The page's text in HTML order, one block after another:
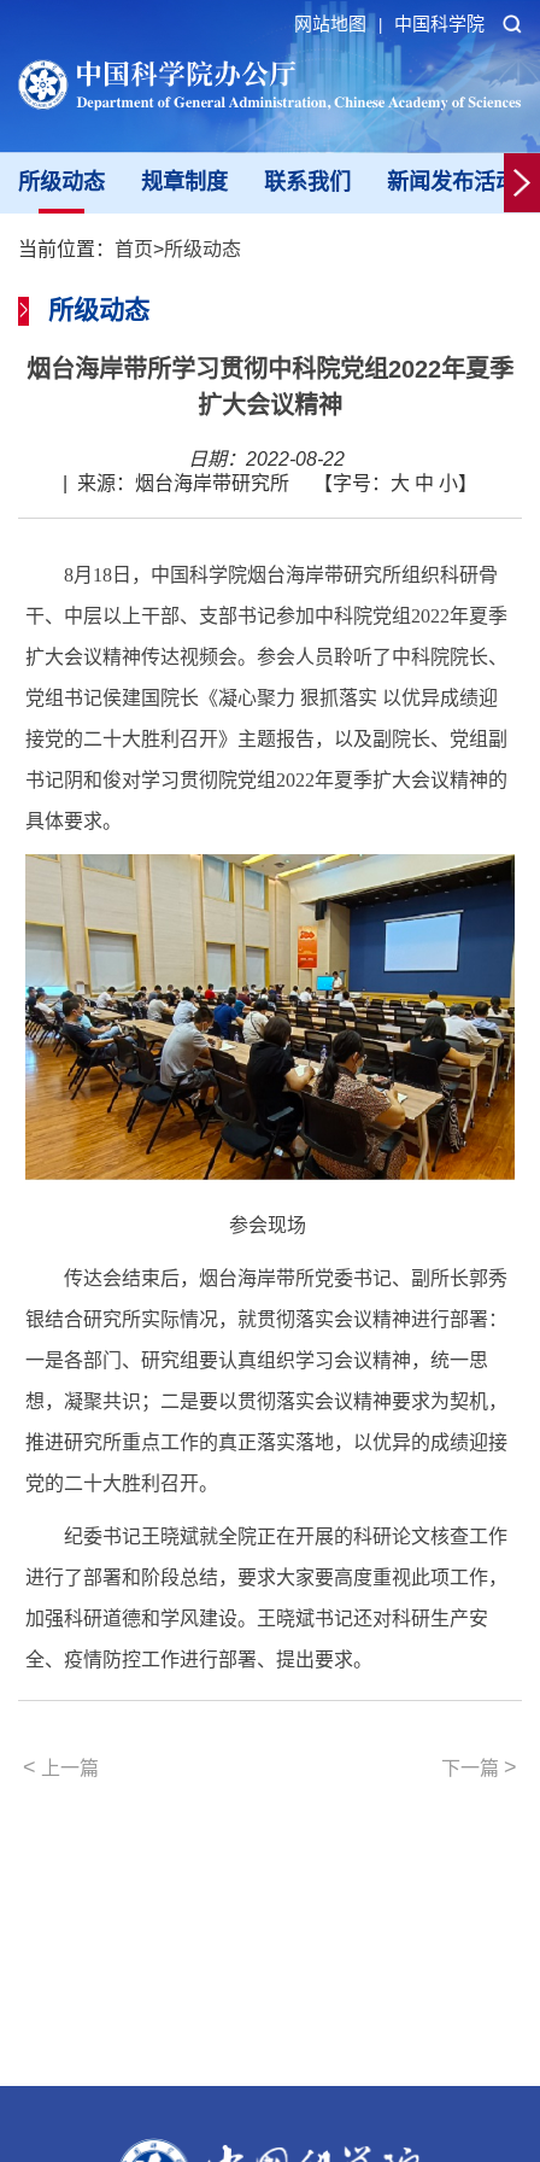
网站地图 中国科学院
所级动态 规章制度 联系我们 新闻发布活动
当前位置： 首页>所级动态
所级动态
烟台海岸带所学习贯彻中科院党组2022年夏季
扩大会议精神
日期：2022-08-22
来源：烟台海岸带研究所 【字号： 大 中 小】
8月 18 日，中国科学院烟台海岸带研究所组织科研骨
干、中层以上干部、支部书记参加中科院党组 2022年夏季
扩大会议精神传达视频会。参会人员聆听了中科院院长、
党组书记侯建国院长《凝心聚力 狠抓落实 以优异成绩迎
接党的二十大胜利召开》主题报告，以及副院长、党组副
书记阴和俊对学习贯彻院党组 2022年夏季扩大会议精神的
具体要求。
参会现场
传达会结束后，烟台海岸带所党委书记、副所长郭秀
银结合研究所实际情况，就贯彻落实会议精神进行部署：
一是各部门、研究组要认真组织学习会议精神，统一思
想，凝聚共识；二是要以贯彻落实会议精神要求为契机，
推进研究所重点工作的真正落实落地，以优异的成绩迎接
党的二十大胜利召开。
纪委书记王晓斌就全院正在开展的科研论文核查工作
进行了部署和阶段总结，要求大家要高度重视此项工作，
加强科研道德和学风建设。王晓斌书记还对科研生产安
全、疫情防控工作进行部署、提出要求。
< 上一篇 下一篇 >